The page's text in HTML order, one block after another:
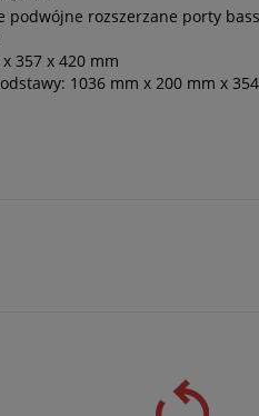
rozszerzane porty
357 x 420 mm
1036 mm x 200 mm x